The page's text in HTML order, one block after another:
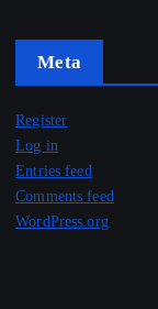
Meta
Register
Log in
Entries feed
Comments feed
WordPress.org